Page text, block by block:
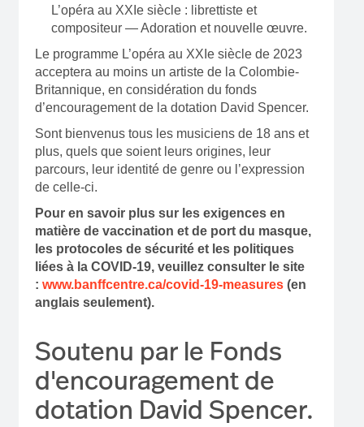
L’opéra au XXIe siècle : librettiste et
compositeur — Adoration et nouvelle œuvre.
Le programme L’opéra au XXIe siècle de 2023
acceptera au moins un artiste de la Colombie-
Britannique, en considération du fonds
d’encouragement de la dotation David Spencer.
Sont bienvenus tous les musiciens de 18 ans et
plus, quels que soient leurs origines, leur
parcours, leur identité de genre ou l’expression
de celle-ci.
Pour en savoir plus sur les exigences en
matière de vaccination et de port du masque,
les protocoles de sécurité et les politiques
liées à la COVID-19, veuillez consulter le site
: www.banffcentre.ca/covid-19-measures(en
anglais seulement).
Soutenu par le Fonds
d'encouragement de
dotation David Spencer.